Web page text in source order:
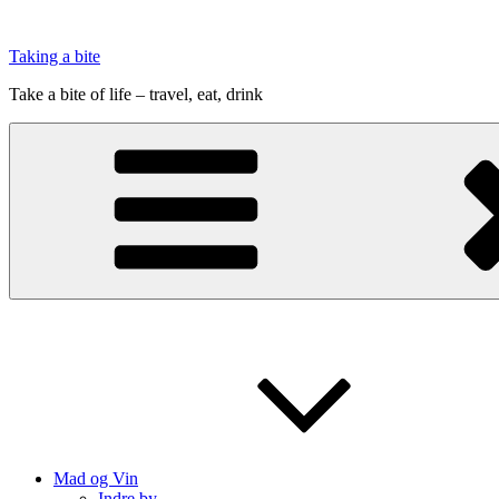
indhold
Taking a bite
Take a bite of life – travel, eat, drink
Mad og Vin